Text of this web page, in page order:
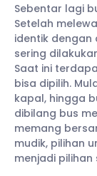
Sebentar lagi
Setelah
identik dengan
sering
Saat ini
bisa dipilih.
kapal, hingga
dibilang bus
memang
mudik, pilihan
menjadi pilihan